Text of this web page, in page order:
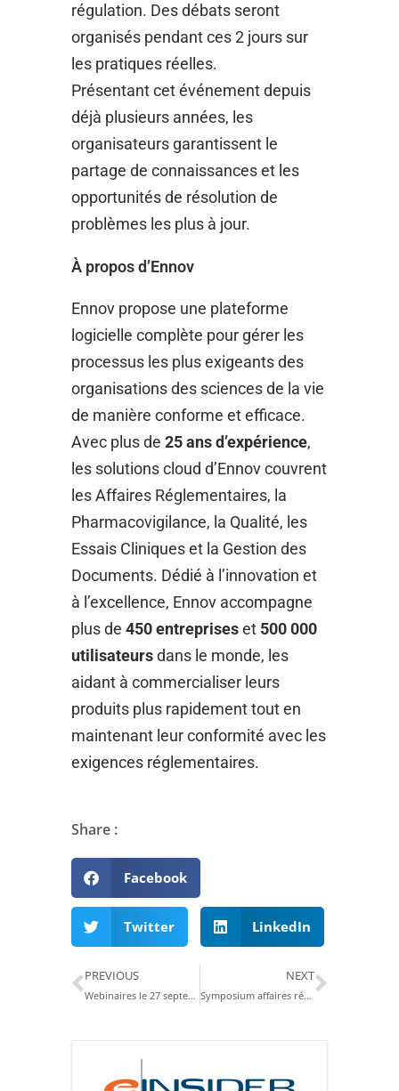
régulation. Des débats seront
organisés pendant ces 2 jours sur
les pratiques réelles.
Présentant cet événement depuis
déjà plusieurs années, les
organisateurs garantissent le
partage de connaissances et les
opportunités de résolution de
problèmes les plus à jour.
À propos d’Ennov
Ennov propose une plateforme
logicielle complète pour gérer les
processus les plus exigeants des
organisations des sciences de la vie
de manière conforme et efficace.
Avec plus de 25 ans d’expérience,
les solutions cloud d’Ennov couvrent
les Affaires Réglementaires, la
Pharmacovigilance, la Qualité, les
Essais Cliniques et la Gestion des
Documents. Dédié à l’innovation et
à l’excellence, Ennov accompagne
plus de 450 entrepriseset 500 000
utilisateursdans le monde, les
aidant à commercialiser leurs
produits plus rapidement tout en
maintenant leur conformité avec les
exigences réglementaires.
Share :
Facebook
Twitter LinkedIn
PREVIOUS
Webinaires le 27 septembre : le service cloud de soumissions réglementaires d’Ennov – Découvrez eCTD247
NEXT
Symposium affaires réglementaires TOPRA, Londres, 2 au 4 Oct.